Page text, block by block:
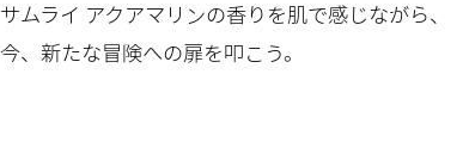
サムライ アクアマリンの香りを肌で感じながら、
今、新たな冒険への扉を叩こう。